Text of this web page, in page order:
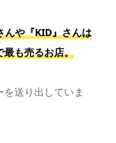
んや『KID』さんは
も売るお店。
送り出していま